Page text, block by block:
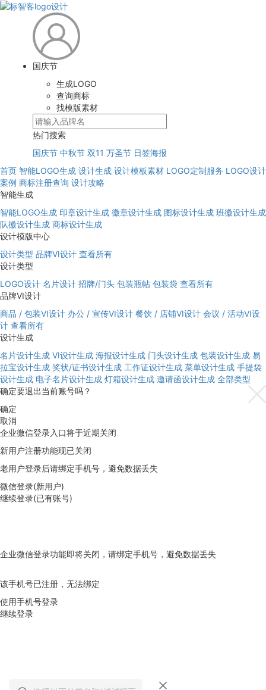
国庆节
生成LOGO
查询商标
找模版素材
热门搜索
国庆节 中秋节 双11 万圣节 日签海报
首页 智能LOGO生成 设计生成 设计模板素材 LOGO定制服务 LOGO设计
案例 商标注册查询 设计攻略
智能生成
智能LOGO生成 印章设计生成 徽章设计生成 图标设计生成 班徽设计生成
队徽设计生成 商标设计生成
设计模版中心
设计类型 品牌VI设计 查看所有
设计类型
LOGO设计 名片设计 招牌/门头 包装瓶帖 包装袋 查看所有
品牌VI设计
商品 / 包装VI设计 办公 / 宣传VI设计 餐饮 / 店铺VI设计 会议 / 活动VI设
计 查看所有
设计生成
名片设计生成 VI设计生成 海报设计生成 门头设计生成 包装设计生成 易
拉宝设计生成 奖状/证书设计生成 工作证设计生成 菜单设计生成 手提袋
设计生成 电子名片设计生成 灯箱设计生成 邀请函设计生成 全部类型
确定要退出当前账号吗？
确定
取消
企业微信登录入口将于近期关闭
新用户注册功能现已关闭
老用户登录后请绑定手机号，避免数据丢失
微信登录(新用户)
继续登录(已有账号)
企业微信登录功能即将关闭，请绑定手机号，避免数据丢失
该手机号已注册，无法绑定
使用手机号登录
继续登录